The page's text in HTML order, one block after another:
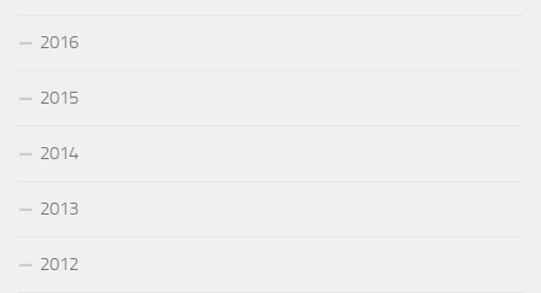
2016
2015
2014
2013
2012